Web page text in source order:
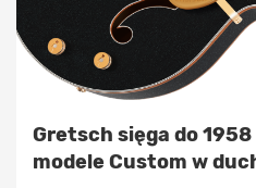
Gretsch sięga do
modele Custom w